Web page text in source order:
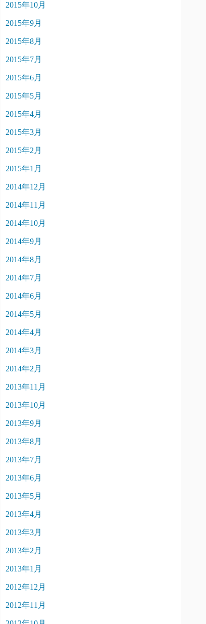
2015年10月
2015年9月
2015年8月
2015年7月
2015年6月
2015年5月
2015年4月
2015年3月
2015年2月
2015年1月
2014年12月
2014年11月
2014年10月
2014年9月
2014年8月
2014年7月
2014年6月
2014年5月
2014年4月
2014年3月
2014年2月
2013年11月
2013年10月
2013年9月
2013年8月
2013年7月
2013年6月
2013年5月
2013年4月
2013年3月
2013年2月
2013年1月
2012年12月
2012年11月